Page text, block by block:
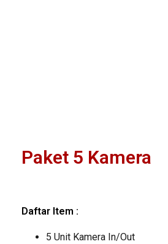
Paket 5 Kamera
Daftar Item :
5 Unit Kamera In/Out